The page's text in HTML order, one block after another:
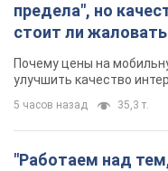
предела", но
стоит ли
Почему цены на
улучшить качество
5 часов назад 35,3 т.
"Работаем над